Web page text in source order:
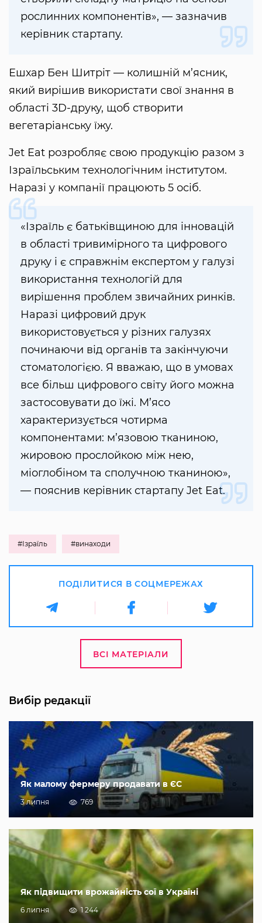
рослинних компонентів», — зазначив
керівник стартапу.
Ешхар Бен Шитріт — колишній м’ясник,
який вирішив використати свої знання в
області 3D-друку, щоб створити
вегетаріанську їжу.
Jet Eat розробляє свою продукцію разом з
Ізраїльським технологічним інститутом.
Наразі у компанії працюють 5 осіб.
«Ізраїль є батьківщиною для інновацій
в області тривимірного та цифрового
друку і є справжнім експертом у галузі
використання технологій для
вирішення проблем звичайних ринків.
Наразі цифровий друк
використовується у різних галузях
починаючи від органів та закінчуючи
стоматологією. Я вважаю, що в умовах
все більш цифрового світу його можна
застосовувати до їжі. М’ясо
характеризується чотирма
компонентами: м’язовою тканиною,
жировою прослойкою між нею,
міоглобіном та сполучною тканиною»,
— пояснив керівник стартапу Jet Eat.
#Ізраїль #винаходи
ПОДІЛИТИСЯ В СОЦМЕРЕЖАХ
ВСІ МАТЕРІАЛИ
Вибір редакції
Як малому фермеру продавати в ЄС
3 липня 769
Як підвищити врожайність сої в Україні
6 липня 1 244